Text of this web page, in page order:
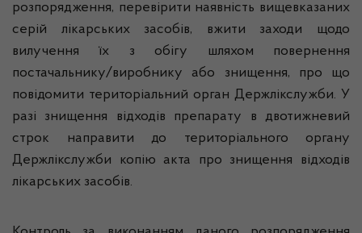
розпорядження, перевірити наявність вищевказаних
серій лікарських засобів, вжити заходи щодо
вилучення їх з обігу шляхом повернення
постачальнику/виробнику або знищення, про що
повідомити територіальний орган Держлікслужби. У
разі знищення відходів препарату в двотижневий
строк направити до територіального органу
Держлікслужби копію акта про знищення відходів
лікарських засобів.